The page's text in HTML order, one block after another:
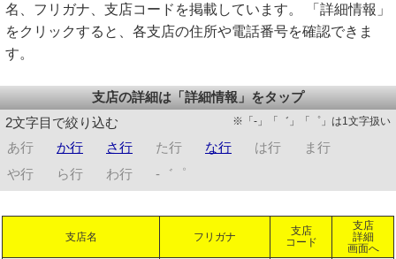
名、フリガナ、支店コードを掲載しています。 「詳細情報」
をクリックすると、各支店の住所や電話番号を確認できま
す。
支店の詳細は「詳細情報」をタップ
2文字目で絞り込む
※「-」「゛」「゜」は1文字扱い
あ行 か行 さ行 た行 な行 は行
ま行
や行
ら行 わ行 -゛゜
支店名 フリガナ
支店
コード
支店
詳細
画面へ